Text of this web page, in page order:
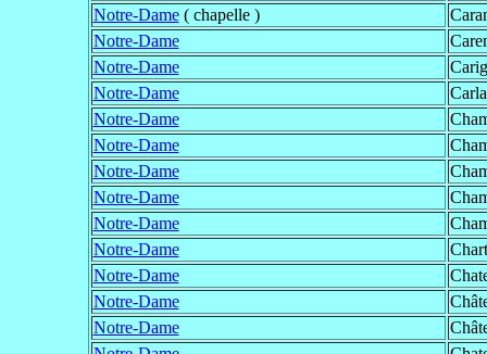
Notre-Dame( chapelle )
Notre-Dame
Notre-Dame
Notre-Dame
Notre-Dame
Notre-Dame
Notre-Dame
Notre-Dame
Notre-Dame
Notre-Dame
Notre-Dame
Notre-Dame
Notre-Dame